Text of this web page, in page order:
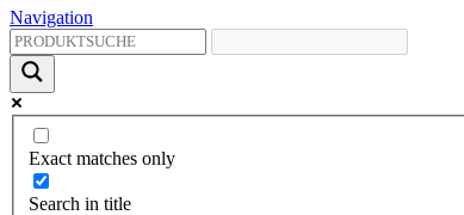
Navigation
Exact matches only
Search in title